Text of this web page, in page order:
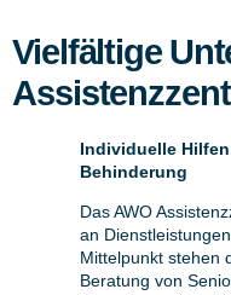
Vielfältige
Individuelle
Behinderung
Das AWO
an
Mittelpunkt stehen
Beratung von